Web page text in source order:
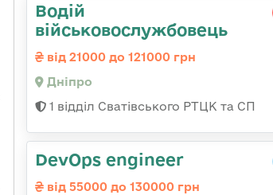
Водій
військовослужбовець
від 21000 до 121000 грн
Дніпро
1 відділ Сватівського РТЦК та СП
DevOps engineer
від 55000 до 130000 грн